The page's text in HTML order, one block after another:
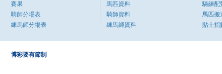
賽果
騎師分場表
練馬師分場表
馬匹資料
騎師資料
練馬師資料
騎練配
馬匹搬
貼士指
博彩要有節制